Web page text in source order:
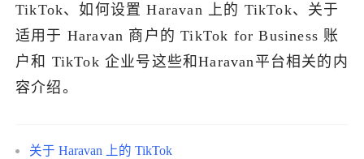
出海导航
出海交流群
TikTok、如何设置 Haravan 上的 TikTok、关于
适用于 Haravan 商户的 TikTok for Business 账
户和 TikTok 企业号这些和Haravan平台相关的内
容介绍。
关于 Haravan 上的 TikTok